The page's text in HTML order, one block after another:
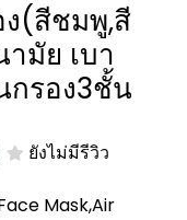
(สีชมพู,สี
มัย เบา
กรอง3ชั้น
ยังไม่มีรีวิว
Mask,Air